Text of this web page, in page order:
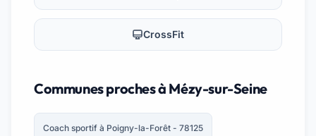
CrossFit
Communes proches à Mézy-sur-Seine
Coach sportif à Poigny-la-Forêt - 78125